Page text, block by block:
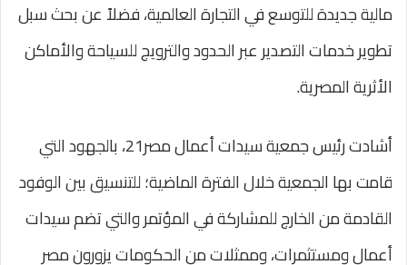
مالية جديدة للتوسع في التجارة العالمية، فضلاً عن بحث سبل
تطوير خدمات التصدير عبر الحدود والترويج للسياحة والأماكن
الأثرية المصرية.
أشادت رئيس جمعية سيدات أعمال مصر21، بالجهود التي
قامت بها الجمعية خلال الفترة الماضية؛ للتنسيق بين الوفود
القادمة من الخارج للمشاركة في المؤتمر والتي تضم سيدات
أعمال ومستثمرات، وممثلات من الحكومات يزورون مصر